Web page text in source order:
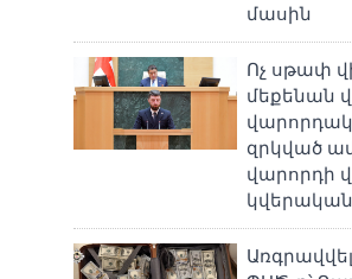
մասին
Ոչ սթափ
մեքենան
զրկված
վարորդի
Առգրավվել